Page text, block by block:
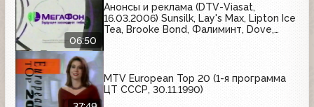
06:50
Анонсы и реклама (DTV-Viasat,
16.03.2006) Sunsilk, Lay's Max, Lipton Ice
Tea, Brooke Bond, Фалиминт, Dove,
MTV European Top 20 (1-я программа
ЦТ СССР, 30.11.1990)